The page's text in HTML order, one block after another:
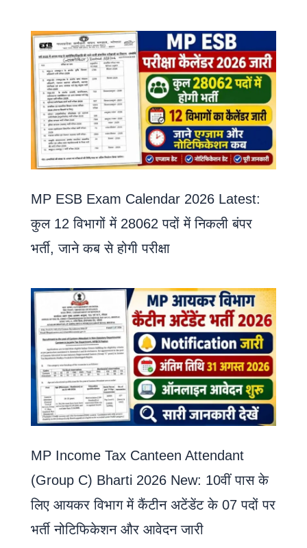
MP ESB Exam Calendar 2026 Latest:
कुल 12 विभागों में 28062 पदों में निकली बंपर
भर्ती, जाने कब से होगी परीक्षा
MP Income Tax Canteen Attendant
(Group C) Bharti 2026 New: 10वीं पास के
लिए आयकर विभाग में कैंटीन अटेंडेंट के 07 पदों पर
भर्ती नोटिफिकेशन और आवेदन जारी